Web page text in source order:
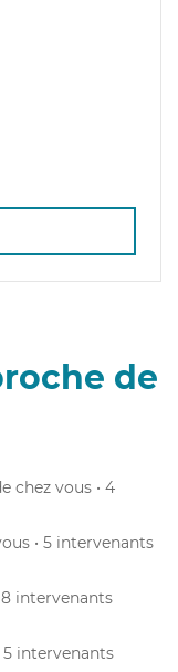
de
chez vous • 4
• 5 intervenants
8 intervenants
5 intervenants